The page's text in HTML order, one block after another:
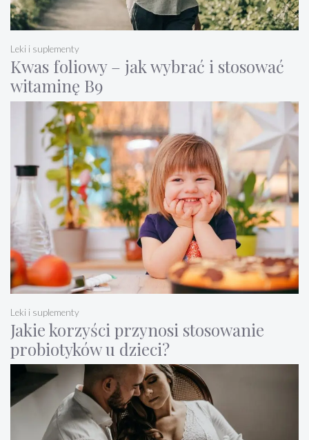
Kwas foliowy – jak wybrać i stosować
witaminę B9
Leki i suplementy
Jakie korzyści przynosi stosowanie
probiotyków u dzieci?
Leki i suplementy